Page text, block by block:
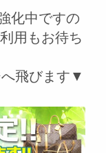
化中ですの
用もお待ち
飛びます▼